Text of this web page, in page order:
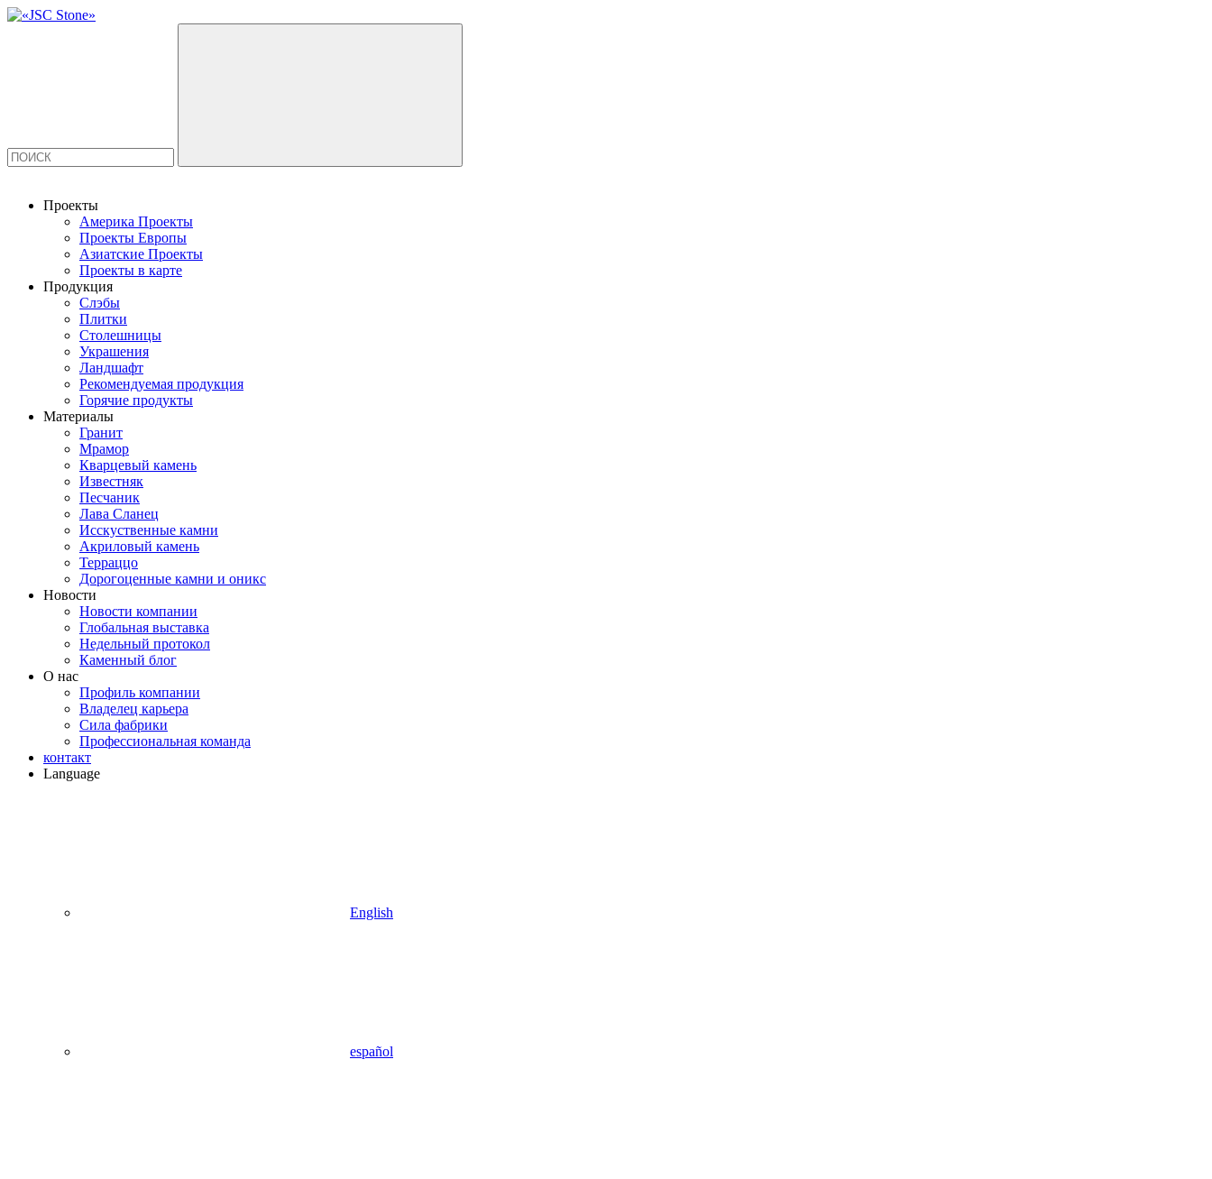
Проекты
Америка Проекты
Проекты Европы
Азиатские Проекты
Проекты в карте
Продукция
Слэбы
Плитки
Столешницы
Украшения
Ландшафт
Рекомендуемая продукция
Горячие продукты
Материалы
Гранит
Мрамор
Кварцевый камень
Известняк
Песчаник
Лава Сланец
Исскуственные камни
Акриловый камень
Терраццо
Дорогоценные камни и оникс
Новости
Новости компании
Глобальная выставка
Недельный протокол
Каменный блог
О нас
Профиль компании
Владелец карьера
Сила фабрики
Профессиональная команда
контакт
Language
English
español